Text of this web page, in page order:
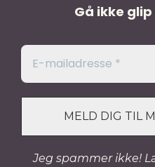
Gå ikke
Jeg spammer ikke!